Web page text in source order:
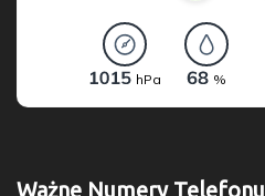
Ważne Numery Telefonu